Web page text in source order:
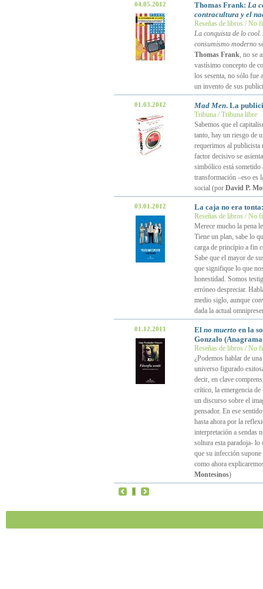
04.05.2012 Thomas Frank: La
contracultura y el
Reseñas de libros / No
La conquista de lo
consumismo moderno
Thomas Frank, no se
vastísimo concepto de
los sesenta, no sólo fue
un invento de sus
01.03.2012 Mad Men. La
Tribuna / Tribuna libre
Sabemos que el
tanto, hay un riesgo de
requerimos al publicista
factor decisivo se
simbólico está sometido
transformación –eso es
social (por David P.
03.01.2012 La caja no era
Reseñas de libros / No
Merece mucho la pena
Tiene un plan, sabe lo
carga de principio a fin
Sabe que el mayor de
que signifique lo que
honestidad. Somos
erróneo despreciar.
medio siglo, aunque
dada la actual
01.12.2011 El no muerto en la
Gonzalo
Reseñas de libros / No
¿Podemos hablar de
universo figurado
decir, en clave
crítico, la emergencia
un discurso sobre el
pensador. En ese
hasta ahora por la
interpretación a sendas
soltura esta paradoja- lo
que su infección supone
como ahora
Montesinos)
1